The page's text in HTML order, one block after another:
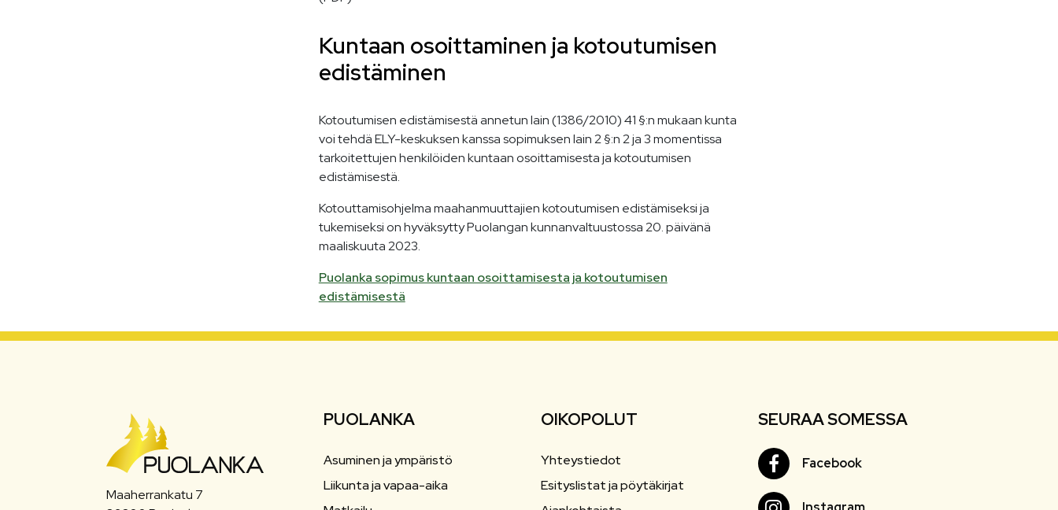
Kuntaan osoittaminen ja kotoutumisen
edistäminen
Kotoutumisen edistämisestä annetun lain (1386/2010) 41 §:n mukaan kunta
voi tehdä ELY-keskuksen kanssa sopimuksen lain 2 §:n 2 ja 3 momentissa
tarkoitettujen henkilöiden kuntaan osoittamisesta ja kotoutumisen
edistämisestä.
Kotouttamisohjelma maahanmuuttajien kotoutumisen edistämiseksi ja
tukemiseksi on hyväksytty Puolangan kunnanvaltuustossa 20. päivänä
maaliskuuta 2023.
Puolanka sopimus kuntaan osoittamisesta ja kotoutumisen
edistämisestä
Maaherrankatu 7
PUOLANKA
Asuminen ja ympäristö
Liikunta ja vapaa-aika
OIKOPOLUT
Yhteystiedot
Esityslistat ja pöytäkirjat
SEURAA SOMESSA
FacebookFacebook